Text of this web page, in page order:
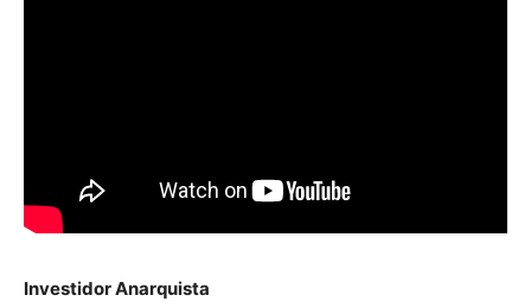
Investidor Anarquista